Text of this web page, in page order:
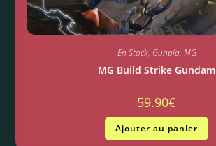
En Stock, Gunpla, MG
MG Build Strike Gundam
59.90€
Ajouter au panier